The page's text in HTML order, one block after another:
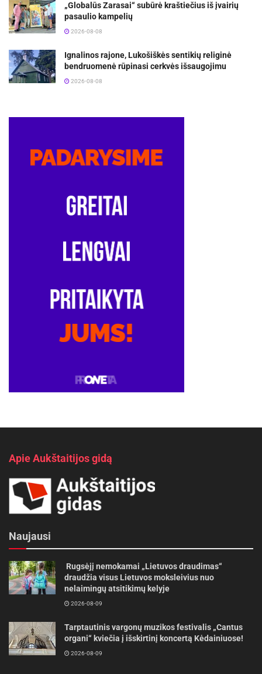
„Globalūs Zarasai“ subūrė kraštiečius iš įvairių
pasaulio kampelių
2026-08-08
Ignalinos rajone, Lukošiškės sentikių religinė
bendruomenė rūpinasi cerkvės išsaugojimu
2026-08-08
Apie Aukštaitijos gidą
Naujausi
Rugsėjį nemokamai „Lietuvos draudimas“
draudžia visus Lietuvos moksleivius nuo
nelaimingų atsitikimų kelyje
2026-08-09
Tarptautinis vargonų muzikos festivalis „Cantus
organi“ kviečia į išskirtinį koncertą Kėdainiuose!
2026-08-09